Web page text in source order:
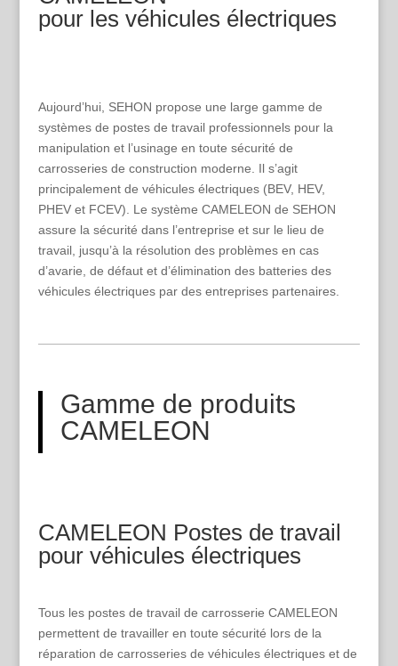
pour les véhicules électriques
Aujourd’hui, SEHON propose une large gamme de
systèmes de postes de travail professionnels pour la
manipulation et l’usinage en toute sécurité de
carrosseries de construction moderne. Il s’agit
principalement de véhicules électriques (BEV, HEV,
PHEV et FCEV). Le système CAMELEON de SEHON
assure la sécurité dans l’entreprise et sur le lieu de
travail, jusqu’à la résolution des problèmes en cas
d’avarie, de défaut et d’élimination des batteries des
véhicules électriques par des entreprises partenaires.
Gamme de produits
CAMELEON
CAMELEON Postes de travail
pour véhicules électriques
Tous les postes de travail de carrosserie CAMELEON
permettent de travailler en toute sécurité lors de la
réparation de carrosseries de véhicules électriques et de